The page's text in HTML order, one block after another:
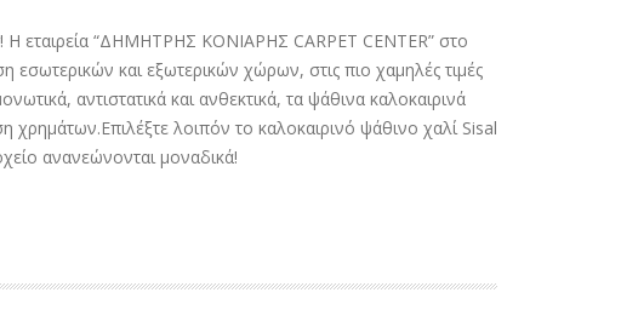
Η εταιρεία “ΔΗΜΗΤΡΗΣ ΚΟΝΙΑΡΗΣ CARPET CENTER” στο
και εξωτερικών χώρων, στις πιο χαμηλές τιμές
αντιστατικά και ανθεκτικά, τα ψάθινα καλοκαιρινά
λοιπόν το καλοκαιρινό ψάθινο χαλί Sisal
ανανεώνονται μοναδικά!